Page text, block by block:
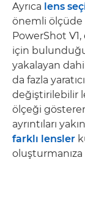
Ayrıca lens
önemli ölçüde
PowerShot
için
yakalayan
da fazla
değiştirilebilir
ölçeği
ayrıntıları
farklı lensler
oluşturmanıza